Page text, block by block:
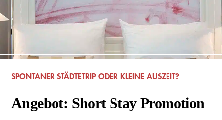
SPONTANER STÄDTETRIP ODER KLEINE AUSZEIT?
Angebot: Short Stay Promotion